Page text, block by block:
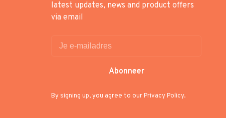
latest updates, news and product offers
via email
Abonneer
By signing up, you agree to our Privacy Policy.